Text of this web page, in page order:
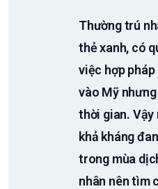
Thường trú
thẻ xanh, có
việc hợp
vào Mỹ
thời gian. Vậy
khả kháng
trong mùa
nhân nên tìm